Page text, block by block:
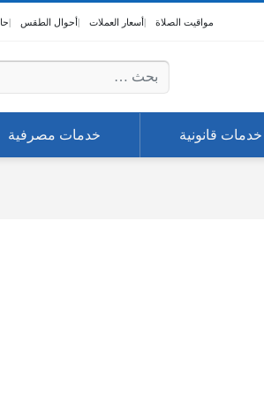
مواقيت الصلاة أسعار العملات أحوال الطقس
البحث عن:
خدمات قانونية خدمات مصرفية